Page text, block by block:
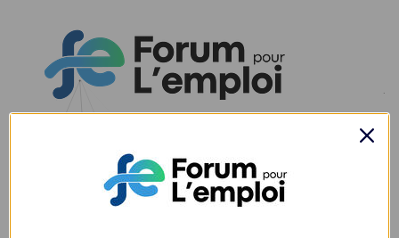
00228 91917788
la solution idéale pour tous ceux qui cherchent à se connecter au